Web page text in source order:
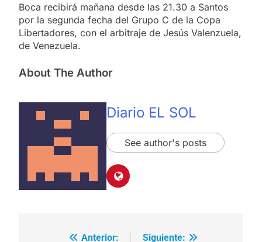
Boca recibirá mañana desde las 21.30 a Santos
por la segunda fecha del Grupo C de la Copa
Libertadores, con el arbitraje de Jesús Valenzuela,
de Venezuela.
About The Author
Diario EL SOL
See author's posts
Anterior:
Siguiente: